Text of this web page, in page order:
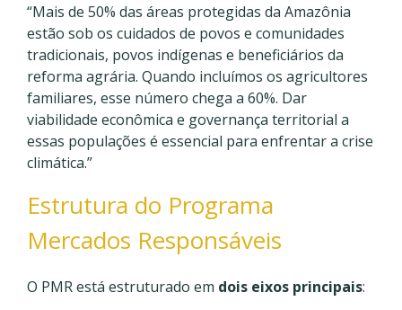
“Mais de 50% das áreas protegidas da Amazônia
estão sob os cuidados de povos e comunidades
tradicionais, povos indígenas e beneficiários da
reforma agrária. Quando incluímos os agricultores
familiares, esse número chega a 60%. Dar
viabilidade econômica e governança territorial a
essas populações é essencial para enfrentar a crise
climática.”
Estrutura do Programa
Mercados Responsáveis
O PMR está estruturado em dois eixos principais: